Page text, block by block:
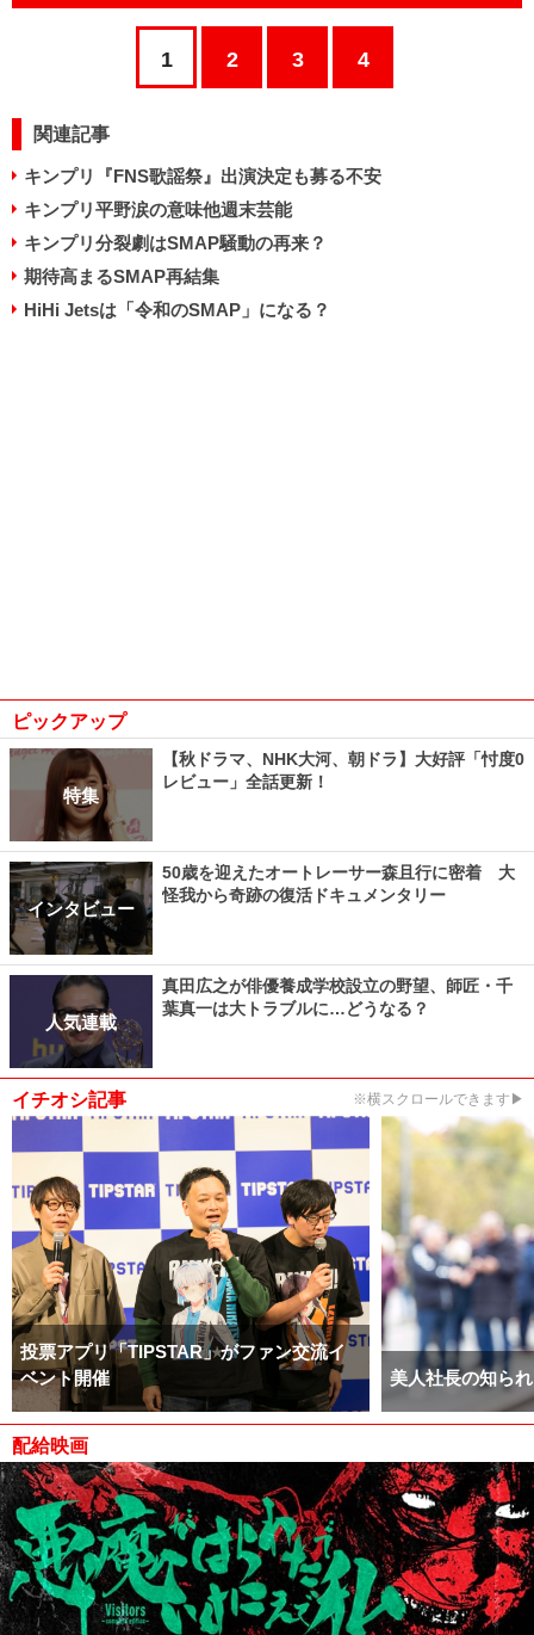
1 2 3 4
関連記事
キンプリ『FNS歌謡祭』出演決定も募る不安
キンプリ平野涙の意味他週末芸能
キンプリ分裂劇はSMAP騒動の再来？
期待高まるSMAP再結集
HiHi Jetsは「令和のSMAP」になる？
ピックアップ
特集
【秋ドラマ、NHK大河、朝ドラ】大好評「忖度0
レビュー」全話更新！
インタビュー
50歳を迎えたオートレーサー森且行に密着 大
怪我から奇跡の復活ドキュメンタリー
人気連載
真田広之が俳優養成学校設立の野望、師匠・千
葉真一は大トラブルに…どうなる？
イチオシ記事 ※横スクロールできます▶
投票アプリ「TIPSTAR」がファン交流イ
ベント開催
美人社長の知ら
配給映画